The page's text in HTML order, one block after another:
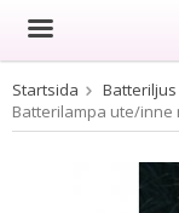
Startsida
Batterilampa ute/inne